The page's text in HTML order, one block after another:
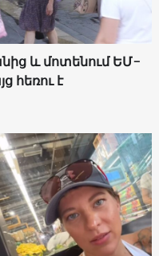
և մոտենում ԵՄ-
հեռու է